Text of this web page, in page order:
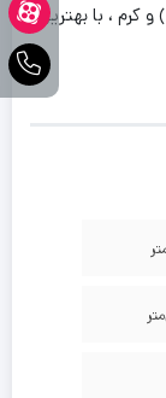
کرم ، با بهترین